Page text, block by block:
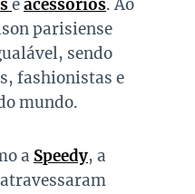
eacessórios. Ao
parisiense
sendo
fashionistas e
mundo.
a Speedy, a